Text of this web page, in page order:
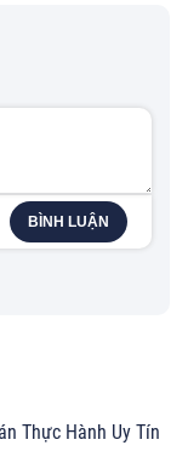
BÌNH LUẬN
Thực Hành Uy Tín